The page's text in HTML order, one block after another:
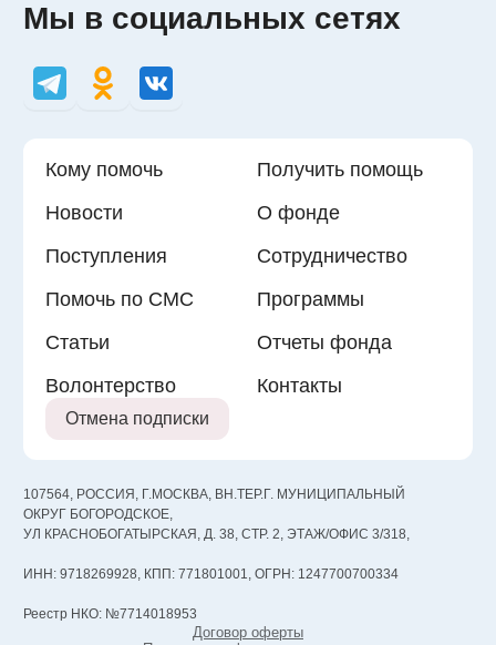
Мы в социальных сетях
Кому помочь
Получить помощь
Новости
О фонде
Поступления
Сотрудничество
Помочь по СМС
Программы
Статьи
Отчеты фонда
Волонтерство
Контакты
Отмена подписки
107564, РОССИЯ, Г.МОСКВА, ВН.ТЕР.Г. МУНИЦИПАЛЬНЫЙ
ОКРУГ БОГОРОДСКОЕ,
УЛ КРАСНОБОГАТЫРСКАЯ, Д. 38, СТР. 2, ЭТАЖ/ОФИС 3/318,
ИНН: 9718269928, КПП: 771801001, ОГРН: 1247700700334
Реестр НКО: №7714018953
Договор оферты